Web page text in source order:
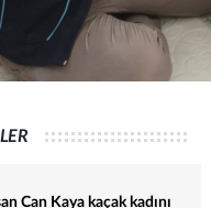
Can Kaya kaçak kadını